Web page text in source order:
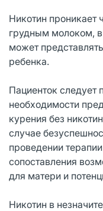
Никотин проникает
грудным молоком,
может
ребенка.
Пациенток следует
необходимости
курения без
случае
проведении
сопоставления
для матери и
Никотин в